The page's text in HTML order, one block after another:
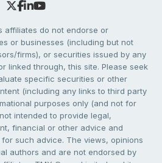
affiliates do not endorse or
or businesses (including but not
firms), or securities issued by any
linked through, this site. Please seek
specific securities or other
(including any links to third party
purposes only (and not for
intended to provide legal,
financial or other advice and
such advice. The views, opinions
authors and are not endorsed by